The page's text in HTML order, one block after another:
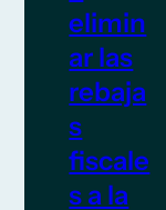
elimin
ar las
rebaja
s
fiscale
s a la